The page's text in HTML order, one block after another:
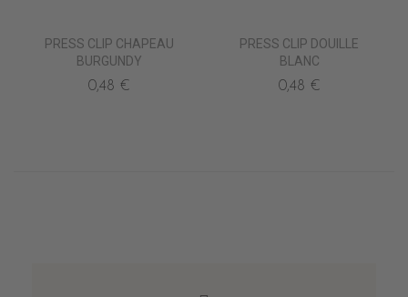
PRESS CLIP CHAPEAU
BURGUNDY
0,48 €
PRESS CLIP DOUILLE
BLANC
0,48 €